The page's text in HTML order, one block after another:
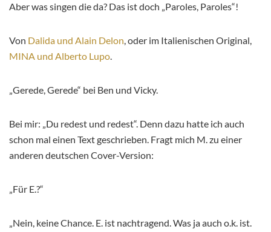
Aber was singen die da? Das ist doch „Paroles, Paroles“!
Von Dalida und Alain Delon, oder im Italienischen Original,
MINA und Alberto Lupo.
„Gerede, Gerede“ bei Ben und Vicky.
Bei mir: „Du redest und redest“. Denn dazu hatte ich auch
schon mal einen Text geschrieben. Fragt mich M. zu einer
anderen deutschen Cover-Version:
„Für E.?“
„Nein, keine Chance. E. ist nachtragend. Was ja auch o.k. ist.